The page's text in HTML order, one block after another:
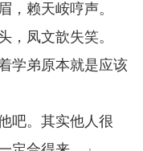
，赖天峖哼声。
，凤文歆失笑。
学弟原本就是应该
吧。其实他人很